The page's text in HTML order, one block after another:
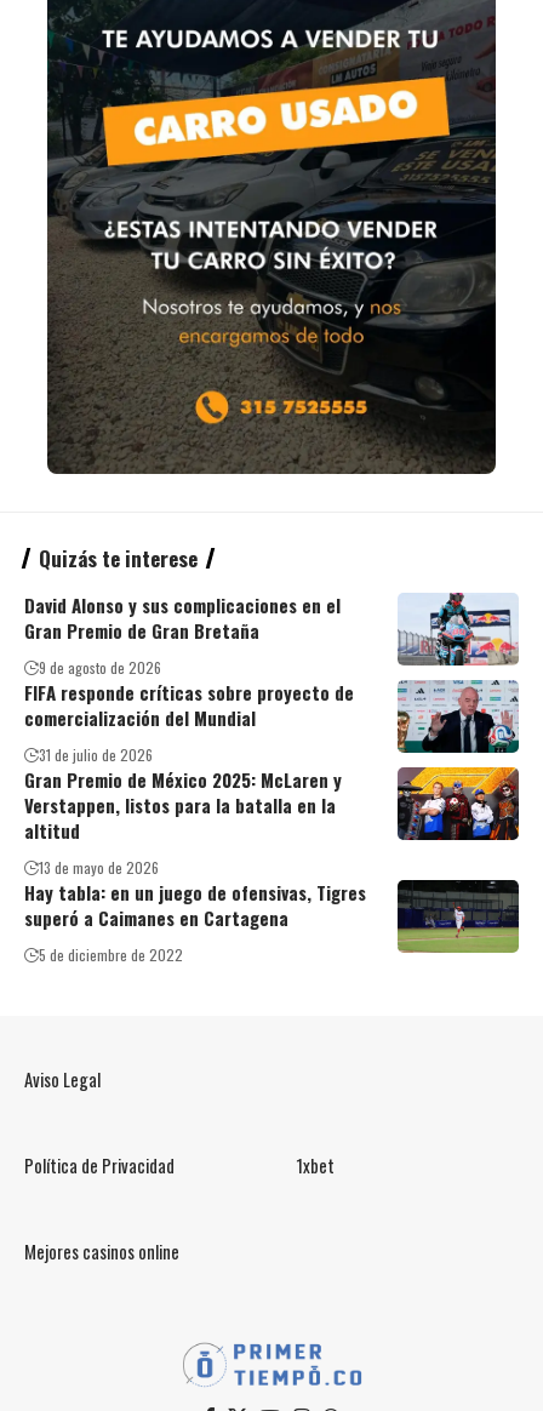
Quizás te interese
David Alonso y sus complicaciones en el
Gran Premio de Gran Bretaña
9 de agosto de 2026
FIFA responde críticas sobre proyecto de
comercialización del Mundial
31 de julio de 2026
Gran Premio de México 2025: McLaren y
Verstappen, listos para la batalla en la
altitud
13 de mayo de 2026
Hay tabla: en un juego de ofensivas, Tigres
superó a Caimanes en Cartagena
5 de diciembre de 2022
Aviso Legal
Política de Privacidad 1xbet
Mejores casinos online